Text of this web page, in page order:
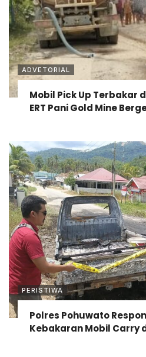
ADVETORIAL
Mobil Pick Up Terbakar
ERT Pani Gold Mine
PERISTIWA
Polres Pohuwato
Kebakaran Mobil Carry